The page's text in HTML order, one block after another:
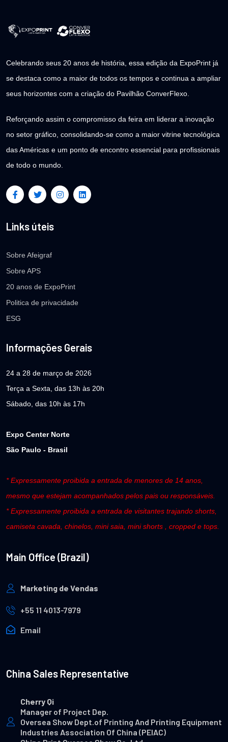
Celebrando seus 20 anos de história, essa edição da ExpoPrint já
se destaca como a maior de todos os tempos e continua a ampliar
seus horizontes com a criação do Pavilhão ConverFlexo.
Reforçando assim o compromisso da feira em liderar a inovação
no setor gráfico, consolidando-se como a maior vitrine tecnológica
das Américas e um ponto de encontro essencial para profissionais
de todo o mundo.
Links úteis
Sobre Afeigraf
Sobre APS
20 anos de ExpoPrint
Politica de privacidade
ESG
Informações Gerais
24 a 28 de março de 2026
Terça a Sexta, das 13h às 20h
Sábado, das 10h às 17h
Expo Center Norte
São Paulo - Brasil
* Expressamente proibida a entrada de menores de 14 anos,
mesmo que estejam acompanhados pelos pais ou responsáveis.
* Expressamente proibida a entrada de visitantes trajando shorts,
camiseta cavada, chinelos, mini saia, mini shorts , cropped e tops.
Main Office (Brazil)
Marketing de Vendas
+55 11 4013-7979
Email
China Sales Representative
Cherry Qi
Manager of Project Dep.
Oversea Show Dept.of Printing And Printing Equipment
Industries Association Of China (PEIAC)